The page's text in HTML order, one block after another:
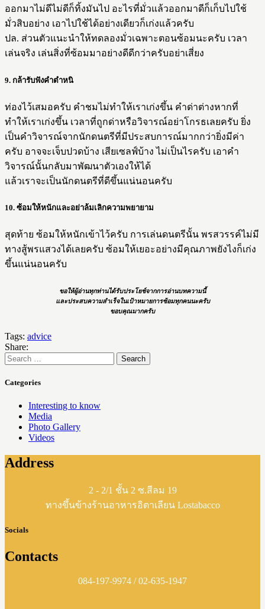
ออกมาไม่ดีไม่ดีก็ทิ้งมันไป อะไรที่มั่วแล้วออกมาดีก็เก็บไปใช้
มั่วสิบอย่าง เอาไปใช้ได้อย่างเดียวก็เก่งแล้วครับ
ปล. ส่วนตัวแนะนำให้ทดลองมั่วเฉพาะตอนซ้อมนะครับ เวลา
เล่นจริง เล่นสิ่งที่ซ้อมมาอย่างดีดีกว่าครับอย่าเสี่ยง
9. กล้ารับฟังคำตำหนิ
ท่องไว้เสมอครับ คำชมไม่ทำให้เราเก่งขึ้น คำด่าต่างหากที่
ทำให้เราเก่งขึ้น เวลาที่ถูกด่าหรือวิจารณ์อย่าโกรธเลยครับ ยิ่ง
เป็นคำวิจารณ์จากนักดนตรีที่มีประสบการณ์มากกว่ายิ่งมีค่า
ครับ อาจจะเจ็บปวดบ้าง เสียเซลฟ์บ้าง ไม่เป็นไรครับ เอาคำ
วิจารณ์นั้นกลับมาพัฒนาตัวเองให้ได้
แล้วเราจะเป็นนักดนตรีที่ดีขึ้นแน่นอนครับ
10. ซ้อมให้หนักและอย่าล้มเลิกความพยายาม
สุดท้าย ซ้อมให้หนักเข้าไว้ครับ การเล่นดนตรีนั้น พรสวรรค์ไม่มี
ทางสู้พรแสวงได้เลยครับ ซ้อมให้เยอะอย่างมีคุณภาพยังไงก็เก่ง
ขึ้นแน่นอนครับ
ขอให้ผู้อ่านทุกท่านได้รับประโยช์จากการอ่านบทความนี้
และประสบความสำเร็จในเป้าหมายการซ้อมทุกคนนะครับ
ขอบคุณมากครับ
Tags: advice
Share:
Search
for:
Categories
Interesting to know
Media
Photo Gallery
Videos
Address
2 - 2/1 ชั้น 2 ซ.สีลม 19
ทางขึ้นข้างร้านอาหารอิตาเลียน Lostabacco
Socials
Contacts
084-197-9974 / 02-635-1947